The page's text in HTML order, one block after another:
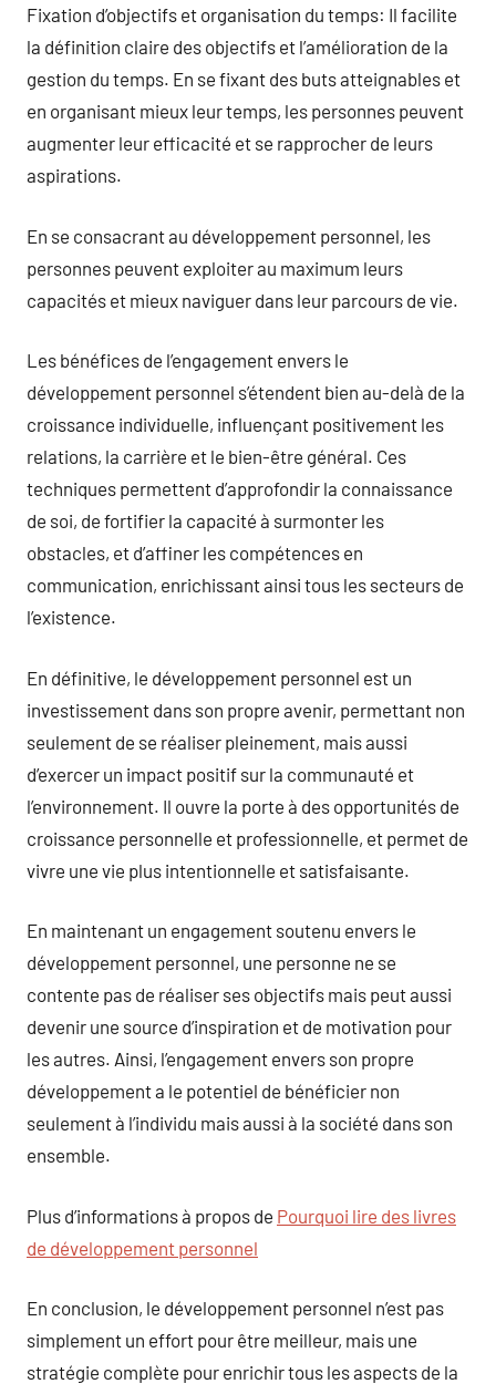
Fixation d’objectifs et organisation du temps: Il facilite
la définition claire des objectifs et l’amélioration de la
gestion du temps. En se fixant des buts atteignables et
en organisant mieux leur temps, les personnes peuvent
augmenter leur efficacité et se rapprocher de leurs
aspirations.
En se consacrant au développement personnel, les
personnes peuvent exploiter au maximum leurs
capacités et mieux naviguer dans leur parcours de vie.
Les bénéfices de l’engagement envers le
développement personnel s’étendent bien au-delà de la
croissance individuelle, influençant positivement les
relations, la carrière et le bien-être général. Ces
techniques permettent d’approfondir la connaissance
de soi, de fortifier la capacité à surmonter les
obstacles, et d’affiner les compétences en
communication, enrichissant ainsi tous les secteurs de
l’existence.
En définitive, le développement personnel est un
investissement dans son propre avenir, permettant non
seulement de se réaliser pleinement, mais aussi
d’exercer un impact positif sur la communauté et
l’environnement. Il ouvre la porte à des opportunités de
croissance personnelle et professionnelle, et permet de
vivre une vie plus intentionnelle et satisfaisante.
En maintenant un engagement soutenu envers le
développement personnel, une personne ne se
contente pas de réaliser ses objectifs mais peut aussi
devenir une source d’inspiration et de motivation pour
les autres. Ainsi, l’engagement envers son propre
développement a le potentiel de bénéficier non
seulement à l’individu mais aussi à la société dans son
ensemble.
Plus d’informations à propos de Pourquoi lire des livres
de développement personnel
En conclusion, le développement personnel n’est pas
simplement un effort pour être meilleur, mais une
stratégie complète pour enrichir tous les aspects de la